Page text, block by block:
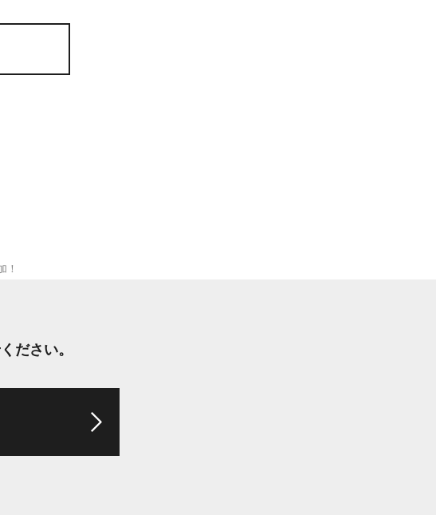
！
ださい。